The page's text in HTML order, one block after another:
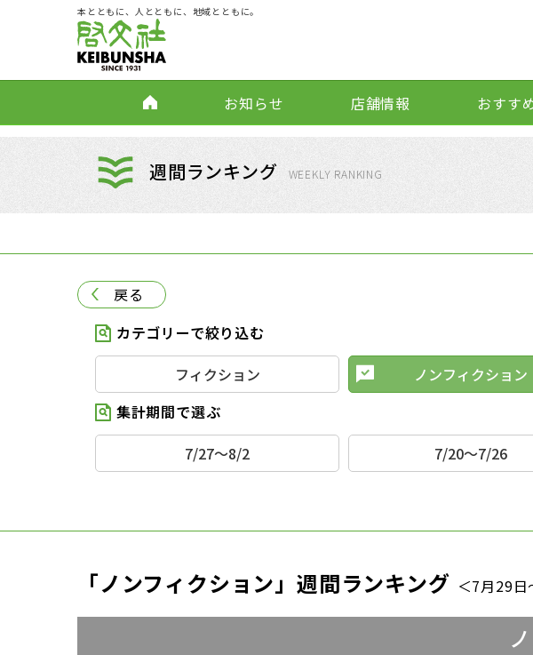
本とともに、人とともに、地域とともに。
お知らせ 店舗情報 おすす
週間ランキング WEEKLY RANKING
戻る
カテゴリーで絞り込む
フィクション
ノンフィクション
集計期間で選ぶ
7/27～8/2
7/20～7/26
「ノンフィクション」週間ランキング ＜7月29日